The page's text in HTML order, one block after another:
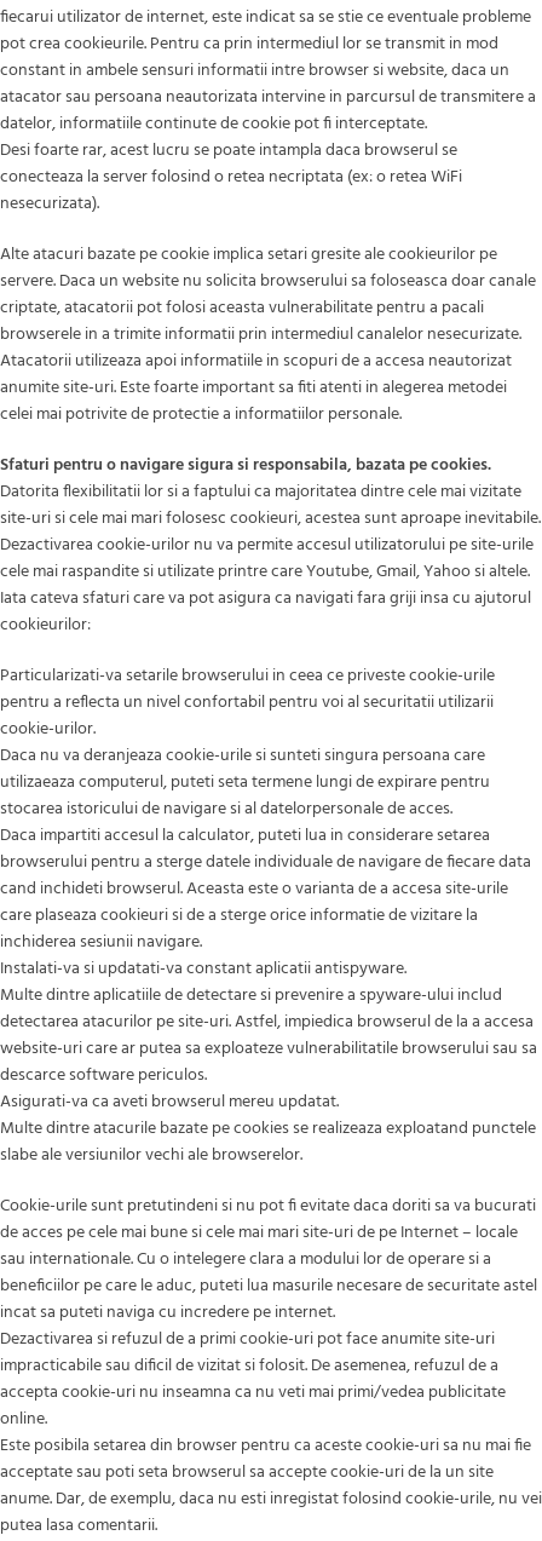
fiecarui utilizator de internet, este indicat sa se stie ce eventuale probleme
pot crea cookieurile. Pentru ca prin intermediul lor se transmit in mod
constant in ambele sensuri informatii intre browser si website, daca un
atacator sau persoana neautorizata intervine in parcursul de transmitere a
datelor, informatiile continute de cookie pot fi interceptate.
Desi foarte rar, acest lucru se poate intampla daca browserul se
conecteaza la server folosind o retea necriptata (ex: o retea WiFi
nesecurizata).
Alte atacuri bazate pe cookie implica setari gresite ale cookieurilor pe
servere. Daca un website nu solicita browserului sa foloseasca doar canale
criptate, atacatorii pot folosi aceasta vulnerabilitate pentru a pacali
browserele in a trimite informatii prin intermediul canalelor nesecurizate.
Atacatorii utilizeaza apoi informatiile in scopuri de a accesa neautorizat
anumite site-uri. Este foarte important sa fiti atenti in alegerea metodei
celei mai potrivite de protectie a informatiilor personale.
Sfaturi pentru o navigare sigura si responsabila, bazata pe cookies.
Datorita flexibilitatii lor si a faptului ca majoritatea dintre cele mai vizitate
site-uri si cele mai mari folosesc cookieuri, acestea sunt aproape inevitabile.
Dezactivarea cookie-urilor nu va permite accesul utilizatorului pe site-urile
cele mai raspandite si utilizate printre care Youtube, Gmail, Yahoo si altele.
Iata cateva sfaturi care va pot asigura ca navigati fara griji insa cu ajutorul
cookieurilor:
Particularizati-va setarile browserului in ceea ce priveste cookie-urile
pentru a reflecta un nivel confortabil pentru voi al securitatii utilizarii
cookie-urilor.
Daca nu va deranjeaza cookie-urile si sunteti singura persoana care
utilizaeaza computerul, puteti seta termene lungi de expirare pentru
stocarea istoricului de navigare si al datelorpersonale de acces.
Daca impartiti accesul la calculator, puteti lua in considerare setarea
browserului pentru a sterge datele individuale de navigare de fiecare data
cand inchideti browserul. Aceasta este o varianta de a accesa site-urile
care plaseaza cookieuri si de a sterge orice informatie de vizitare la
inchiderea sesiunii navigare.
Instalati-va si updatati-va constant aplicatii antispyware.
Multe dintre aplicatiile de detectare si prevenire a spyware-ului includ
detectarea atacurilor pe site-uri. Astfel, impiedica browserul de la a accesa
website-uri care ar putea sa exploateze vulnerabilitatile browserului sau sa
descarce software periculos.
Asigurati-va ca aveti browserul mereu updatat.
Multe dintre atacurile bazate pe cookies se realizeaza exploatand punctele
slabe ale versiunilor vechi ale browserelor.
Cookie-urile sunt pretutindeni si nu pot fi evitate daca doriti sa va bucurati
de acces pe cele mai bune si cele mai mari site-uri de pe Internet – locale
sau internationale. Cu o intelegere clara a modului lor de operare si a
beneficiilor pe care le aduc, puteti lua masurile necesare de securitate astel
incat sa puteti naviga cu incredere pe internet.
Dezactivarea si refuzul de a primi cookie-uri pot face anumite site-uri
impracticabile sau dificil de vizitat si folosit. De asemenea, refuzul de a
accepta cookie-uri nu inseamna ca nu veti mai primi/vedea publicitate
online.
Este posibila setarea din browser pentru ca aceste cookie-uri sa nu mai fie
acceptate sau poti seta browserul sa accepte cookie-uri de la un site
anume. Dar, de exemplu, daca nu esti inregistat folosind cookie-urile, nu vei
putea lasa comentarii.